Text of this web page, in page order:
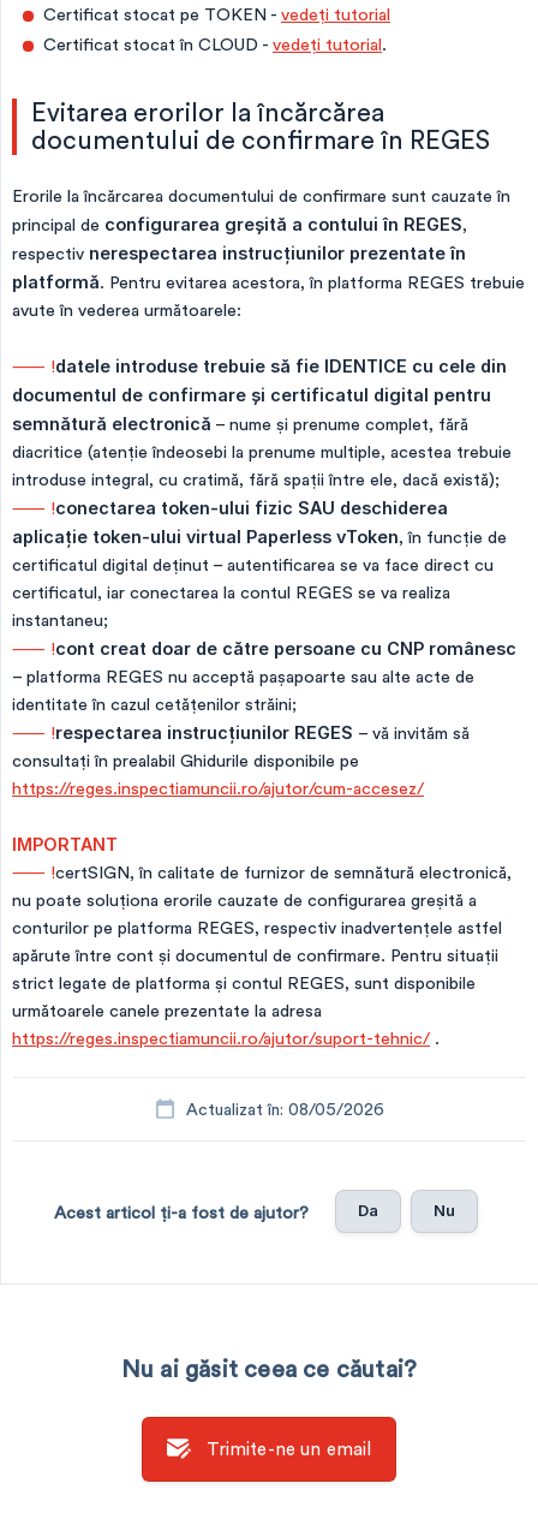
Certificat stocat pe TOKEN - vedeți tutorial
Certificat stocat în CLOUD - vedeți tutorial.
Evitarea erorilor la încărcărea
documentului de confirmare în REGES
Erorile la încărcarea documentului de confirmare sunt cauzate în
principal de configurarea greșită a contului în REGES,
respectiv nerespectarea instrucțiunilor prezentate în
platformă. Pentru evitarea acestora, în platforma REGES trebuie
avute în vederea următoarele:
⸺ !datele introduse trebuie să fie IDENTICE cu cele din
documentul de confirmare și certificatul digital pentru
semnătură electronică – nume și prenume complet, fără
diacritice (atenție îndeosebi la prenume multiple, acestea trebuie
introduse integral, cu cratimă, fără spații între ele, dacă există);
⸺ !conectarea token-ului fizic SAU deschiderea
aplicație token-ului virtual Paperless vToken, în funcție de
certificatul digital deținut – autentificarea se va face direct cu
certificatul, iar conectarea la contul REGES se va realiza
instantaneu;
⸺ !cont creat doar de către persoane cu CNP românesc
– platforma REGES nu acceptă pașapoarte sau alte acte de
identitate în cazul cetățenilor străini;
⸺ !respectarea instrucțiunilor REGES – vă invităm să
consultați în prealabil Ghidurile disponibile pe
https://reges.inspectiamuncii.ro/ajutor/cum-accesez/
IMPORTANT
⸺ !certSIGN, în calitate de furnizor de semnătură electronică,
nu poate soluționa erorile cauzate de configurarea greșită a
conturilor pe platforma REGES, respectiv inadvertențele astfel
apărute între cont și documentul de confirmare. Pentru situații
strict legate de platforma și contul REGES, sunt disponibile
următoarele canele prezentate la adresa
https://reges.inspectiamuncii.ro/ajutor/suport-tehnic/ .
Actualizat în: 08/05/2026
Acest articol ți-a fost de ajutor? Da Nu
Nu ai găsit ceea ce căutai?
Trimite-ne un email